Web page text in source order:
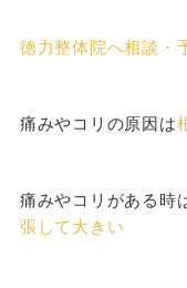
徳力整体院へ相談・
痛みやコリの原因は
痛みやコリがある時
張して大きい